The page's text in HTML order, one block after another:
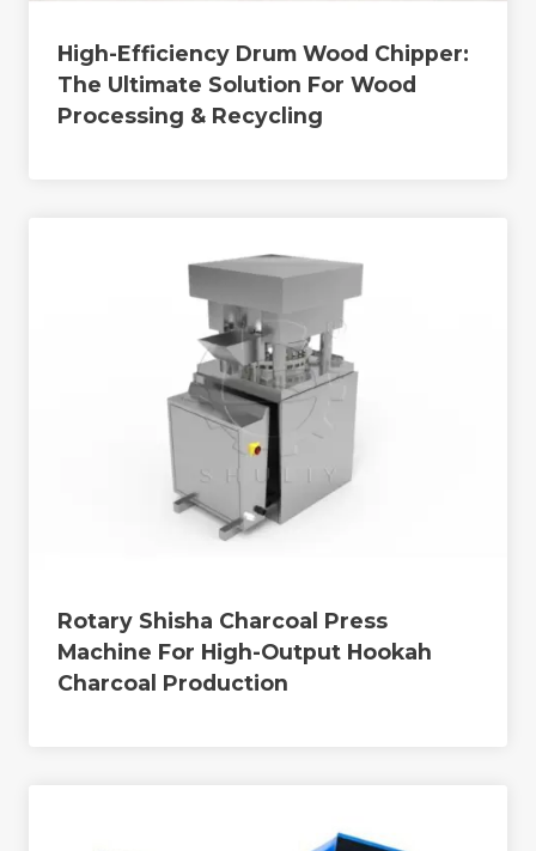
High-Efficiency Drum Wood Chipper:
The Ultimate Solution For Wood
Processing & Recycling
Rotary Shisha Charcoal Press
Machine For High-Output Hookah
Charcoal Production